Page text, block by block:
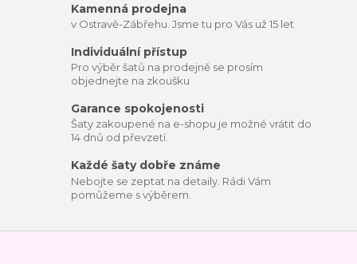
Kamenná prodejna
v Ostravě-Zábřehu. Jsme tu pro Vás už 15 let
Individuální přístup
Pro výběr šatů na prodejně se prosím
objednejte na zkoušku
Garance spokojenosti
Šaty zakoupené na e-shopu je možné vrátit do
14 dnů od převzetí.
Každé šaty dobře známe
Nebojte se zeptat na detaily. Rádi Vám
pomůžeme s výběrem.